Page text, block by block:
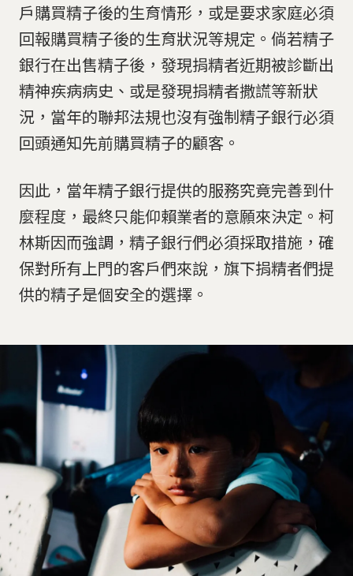
戶購買精子後的生育情形，或是要求家庭必須
回報購買精子後的生育狀況等規定。倘若精子
銀行在出售精子後，發現捐精者近期被診斷出
精神疾病病史、或是發現捐精者撒謊等新狀
況，當年的聯邦法規也沒有強制精子銀行必須
回頭通知先前購買精子的顧客。
因此，當年精子銀行提供的服務究竟完善到什
麼程度，最終只能仰賴業者的意願來決定。柯
林斯因而強調，精子銀行們必須採取措施，確
保對所有上門的客戶們來說，旗下捐精者們提
供的精子是個安全的選擇。